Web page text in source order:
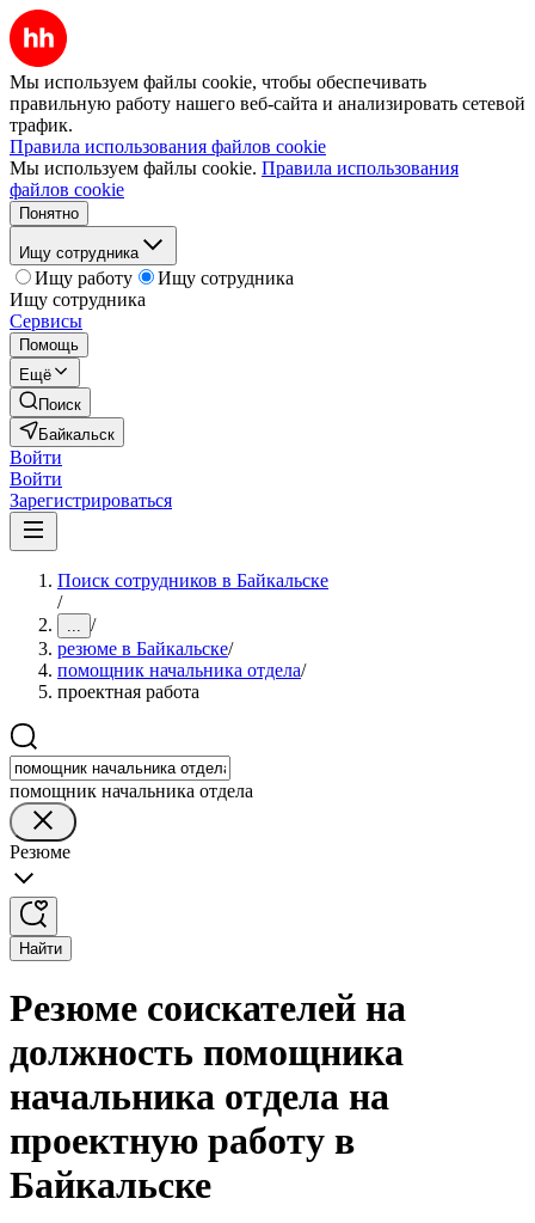
Мы используем файлы cookie, чтобы обеспечивать
правильную работу нашего веб-сайта и анализировать сетевой
трафик.
Правила использования файлов cookie
Мы используем файлы cookie. Правила использования
файлов cookie
Понятно
Ищу сотрудника
Ищу работу
Ищу сотрудника
Ищу сотрудника
Сервисы
Помощь
Ещё
Поиск
Байкальск
Войти
Войти
Зарегистрироваться
Поиск сотрудников в Байкальске
/
... /
резюме в Байкальске/
помощник начальника отдела/
проектная работа
помощник начальника отдела
Резюме
Найти
Резюме соискателей на
должность помощника
начальника отдела на
проектную работу в
Байкальске